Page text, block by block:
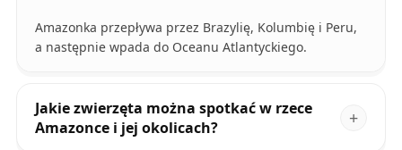
Amazonka przepływa przez Brazylię, Kolumbię i Peru,
a następnie wpada do Oceanu Atlantyckiego.
Jakie zwierzęta można spotkać w rzece
Amazonce i jej okolicach?